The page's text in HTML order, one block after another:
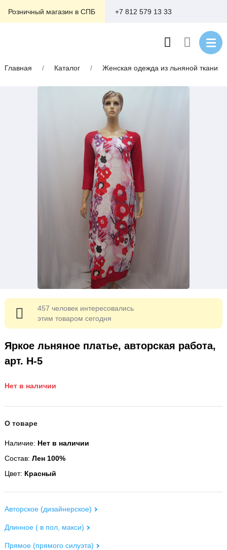
Розничный магазин в СПБ +7 812 579 13 33
Главная / Каталог / Женская одежда из льняной ткани
Яркое льняное платье, авторская работа,
арт. Н-5
Нет в наличии
О товаре
Наличие: Нет в наличии
Состав: Лен 100%
Цвет: Красный
Авторское (дизайнерское)
Длинное ( в пол, макси)
Прямое (прямого силуэта)
457 человек интересовались
этим товаром сегодня